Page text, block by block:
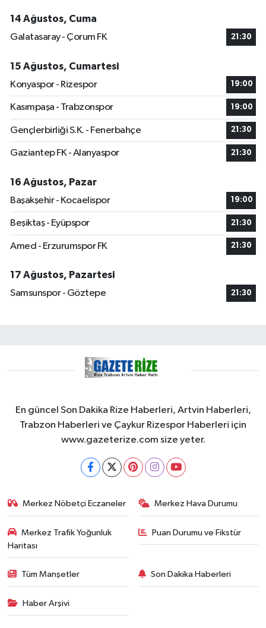
14 Ağustos, Cuma
Galatasaray - Çorum FK
21:30
15 Ağustos, Cumartesi
Konyaspor - Rizespor
19:00
Kasımpaşa - Trabzonspor 19:00
Gençlerbirliği S.K. - Fenerbahçe 21:30
Gaziantep FK - Alanyaspor 21:30
16 Ağustos, Pazar
Başakşehir - Kocaelispor
19:00
Beşiktaş - Eyüpspor 21:30
Amed - Erzurumspor FK 21:30
17 Ağustos, Pazartesi
Samsunspor - Göztepe
21:30
En güncel Son Dakika Rize Haberleri, Artvin Haberleri,
Trabzon Haberleri ve Çaykur Rizespor Haberleri için
www.gazeterize.com size yeter.
Merkez Nöbetçi Eczaneler Merkez Hava Durumu
Merkez Trafik Yoğunluk
Haritası
Puan Durumu ve Fikstür
Tüm Manşetler Son Dakika Haberleri
Haber Arşivi